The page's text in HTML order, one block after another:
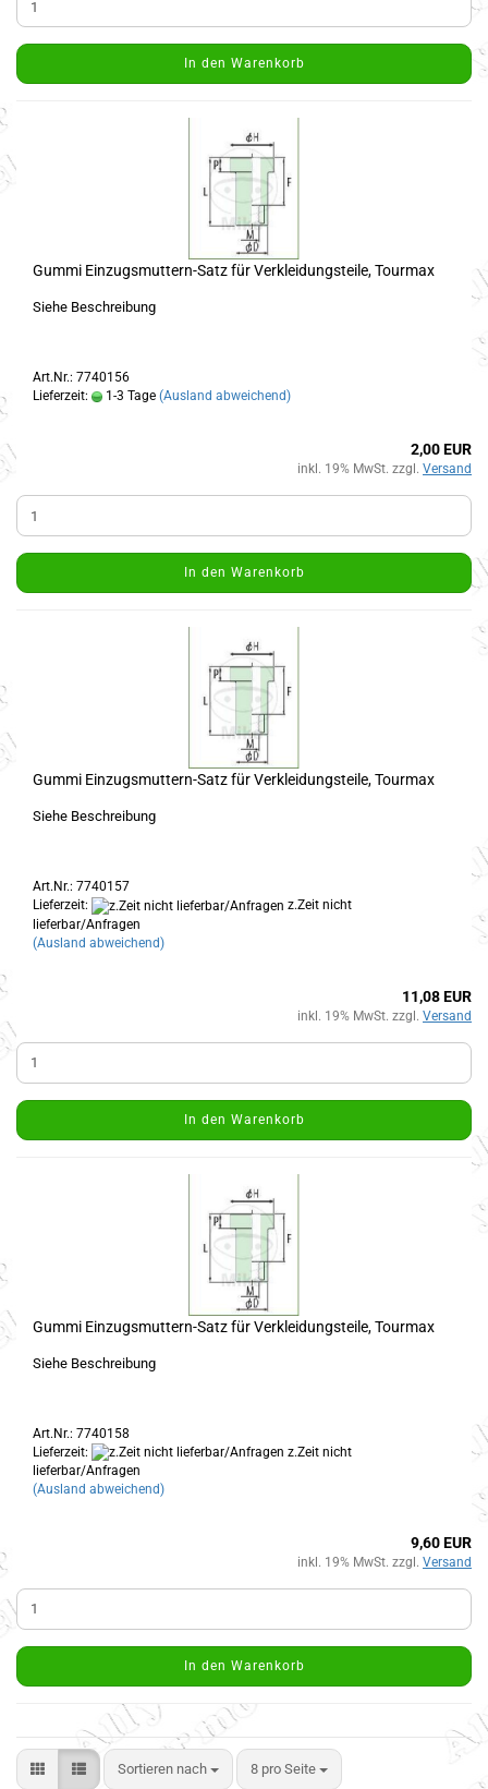
In den Warenkorb
Gummi Einzugsmuttern-Satz für Verkleidungsteile, Tourmax
Siehe Beschreibung
Art.Nr.: 7740156
Lieferzeit:
1-3 Tage (Ausland abweichend)
2,00 EUR
inkl. 19% MwSt. zzgl. Versand
In den Warenkorb
Gummi Einzugsmuttern-Satz für Verkleidungsteile, Tourmax
Siehe Beschreibung
Art.Nr.: 7740157
Lieferzeit:
z.Zeit nicht
lieferbar/Anfragen
(Ausland abweichend)
11,08 EUR
inkl. 19% MwSt. zzgl. Versand
In den Warenkorb
Gummi Einzugsmuttern-Satz für Verkleidungsteile, Tourmax
Siehe Beschreibung
Art.Nr.: 7740158
Lieferzeit:
z.Zeit nicht
lieferbar/Anfragen
(Ausland abweichend)
9,60 EUR
inkl. 19% MwSt. zzgl. Versand
In den Warenkorb
Sortieren nach 8 pro Seite